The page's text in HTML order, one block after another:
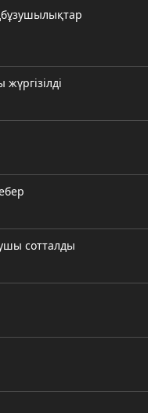
сотталды